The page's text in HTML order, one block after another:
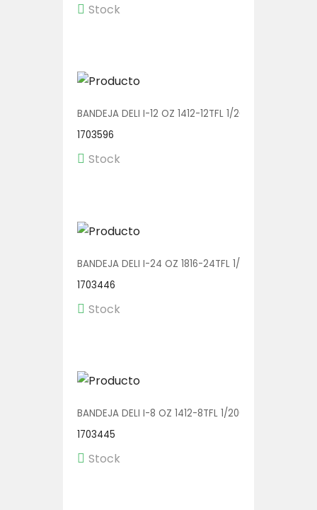
Stock
BANDEJA DELI I-12 OZ 1412-12TFL 1/200
1703596
Stock
BANDEJA DELI I-24 OZ 1816-24TFL 1/200
1703446
Stock
BANDEJA DELI I-8 OZ 1412-8TFL 1/200
1703445
Stock